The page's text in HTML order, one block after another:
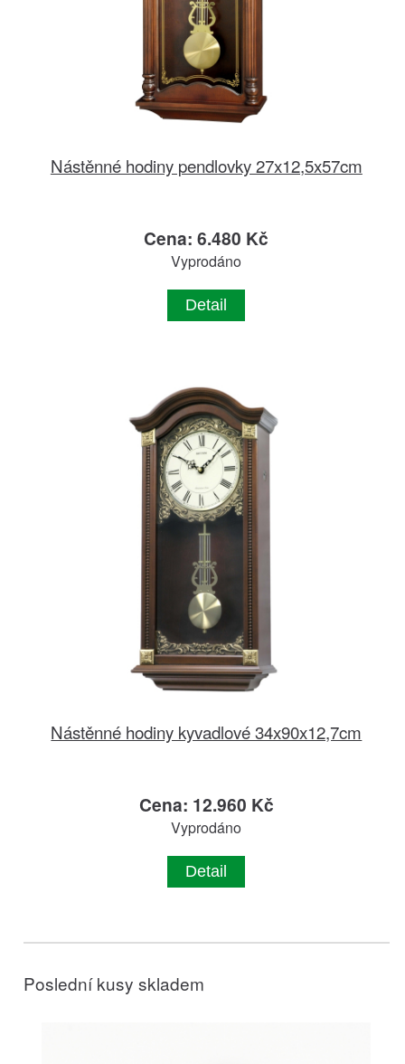
Nástěnné hodiny pendlovky 27x12,5x57cm
Cena: 6.480 Kč
Vyprodáno
Detail
Nástěnné hodiny kyvadlové 34x90x12,7cm
Cena: 12.960 Kč
Vyprodáno
Detail
Poslední kusy skladem